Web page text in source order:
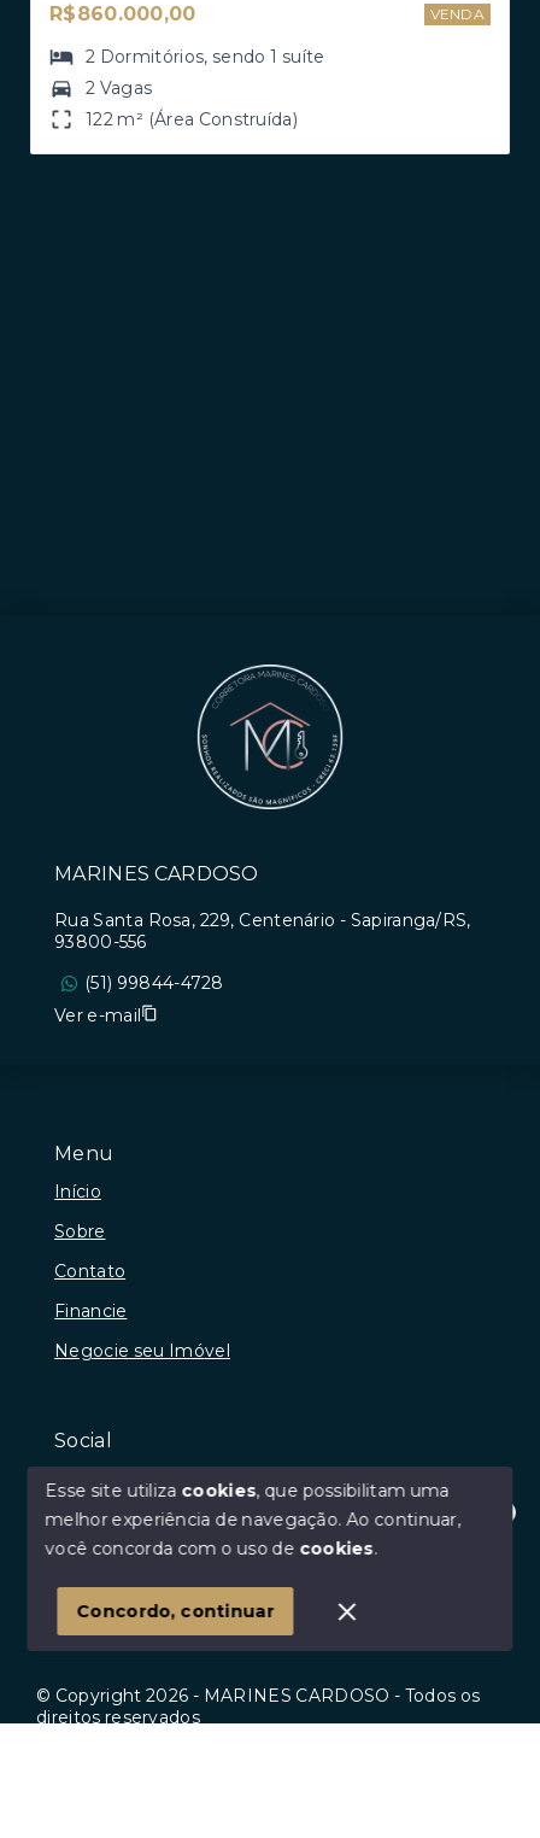
R$860.000,00 VENDA
2 Dormitórios, sendo1 suíte
2 Vagas
122 m² (Área Construída)
Olá! Estamos disponíveis para te ajudar.
Menu
Início
Sobre
Contato
Financie
Negocie seu Imóvel
Social
Facebook
Youtube
© Copyright 2026 - MARINES CARDOSO - Todos os
direitos reservados
MARINES CARDOSO
Rua Santa Rosa, 229, Centenário - Sapiranga/RS,
93800-556
(51) 99844-4728
Ver e-mail
Esse site utiliza cookies, que possibilitam uma
melhor experiência de navegação.Ao continuar,
você concorda com o uso de cookies.
Concordo, continuar